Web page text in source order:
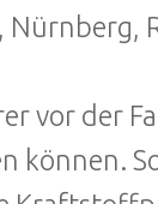
vor der
können.